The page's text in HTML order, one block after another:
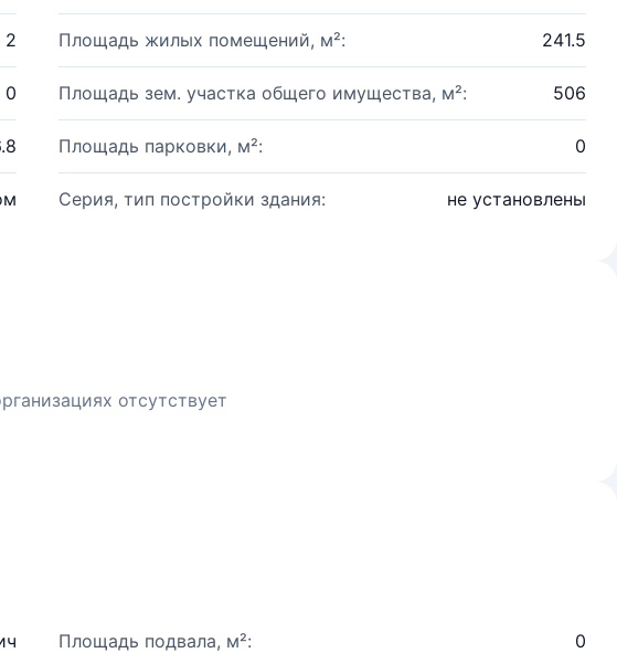
2 Площадь жилых помещений, м²: 241.5
0 Площадь зем. участка общего имущества, м²: 506
Площадь парковки, м²: 0
Серия, тип постройки здания: не установлены
отсутствует
Площадь подвала, м²: 0